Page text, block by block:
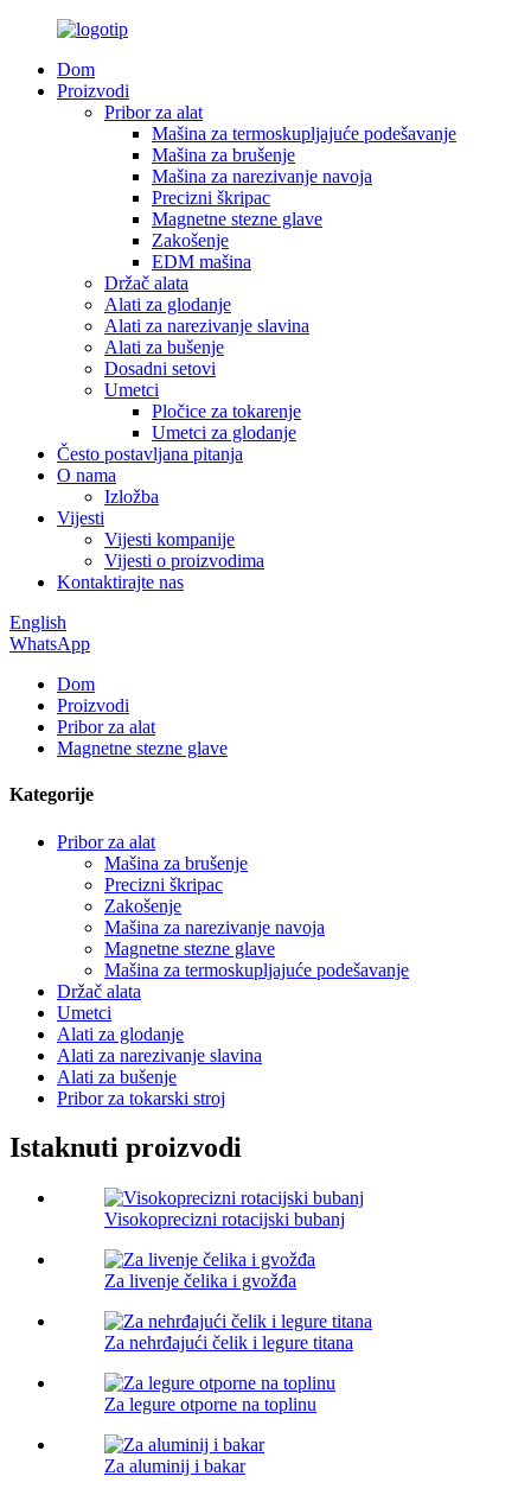
Dom
Proizvodi
Pribor za alat
Mašina za termoskupljajuće podešavanje
Mašina za brušenje
Mašina za narezivanje navoja
Precizni škripac
Magnetne stezne glave
Zakošenje
EDM mašina
Držač alata
Alati za glodanje
Alati za narezivanje slavina
Alati za bušenje
Dosadni setovi
Umetci
Pločice za tokarenje
Umetci za glodanje
Često postavljana pitanja
O nama
Izložba
Vijesti
Vijesti kompanije
Vijesti o proizvodima
Kontaktirajte nas
English
WhatsApp
Dom
Proizvodi
Pribor za alat
Magnetne stezne glave
Kategorije
Pribor za alat
Mašina za brušenje
Precizni škripac
Zakošenje
Mašina za narezivanje navoja
Magnetne stezne glave
Mašina za termoskupljajuće podešavanje
Držač alata
Umetci
Alati za glodanje
Alati za narezivanje slavina
Alati za bušenje
Pribor za tokarski stroj
Istaknuti proizvodi
Visokoprecizni rotacijski bubanj
Za livenje čelika i gvožđa
Za nehrđajući čelik i legure titana
Za legure otporne na toplinu
Za aluminij i bakar